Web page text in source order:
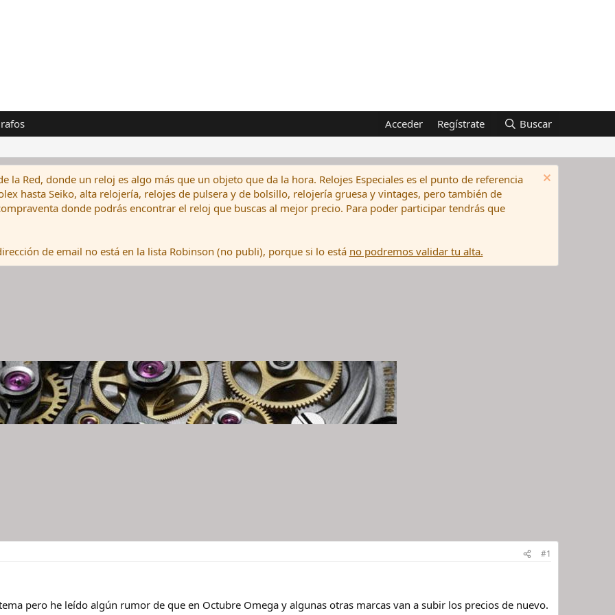
Acceder Regístrate Buscar
la Red, donde un reloj es algo más que un objeto que da la hora. Relojes Especiales es el punto de referencia
hasta Seiko, alta relojería, relojes de pulsera y de bolsillo, relojería gruesa y vintages, pero también de
donde podrás encontrar el reloj que buscas al mejor precio. Para poder participar tendrás que
de email no está en la lista Robinson (no publi), porque si lo está no podremos validar tu alta.
#1
pero he leído algún rumor de que en Octubre Omega y algunas otras marcas van a subir los precios de nuevo.